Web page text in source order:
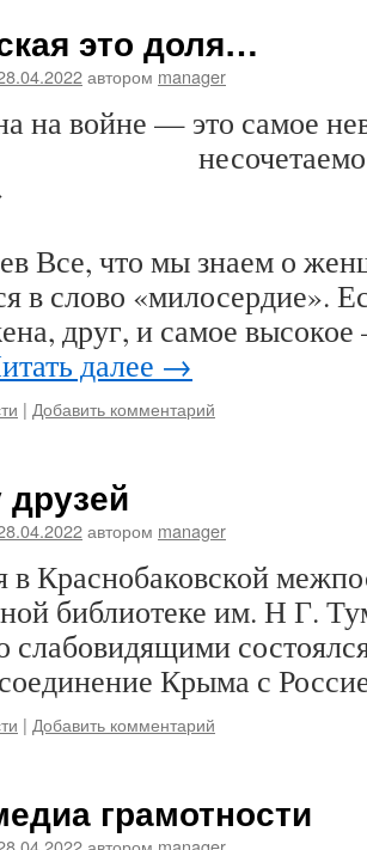
это доля…
автором manager
на войне — это самое
Все, что мы знаем о
в слово «милосердие».
друг, и самое
далее →
| Добавить комментарий
друзей
автором manager
в Краснобаковской
библиотеке им. Н Г.
слабовидящими
Крыма с
| Добавить комментарий
грамотности